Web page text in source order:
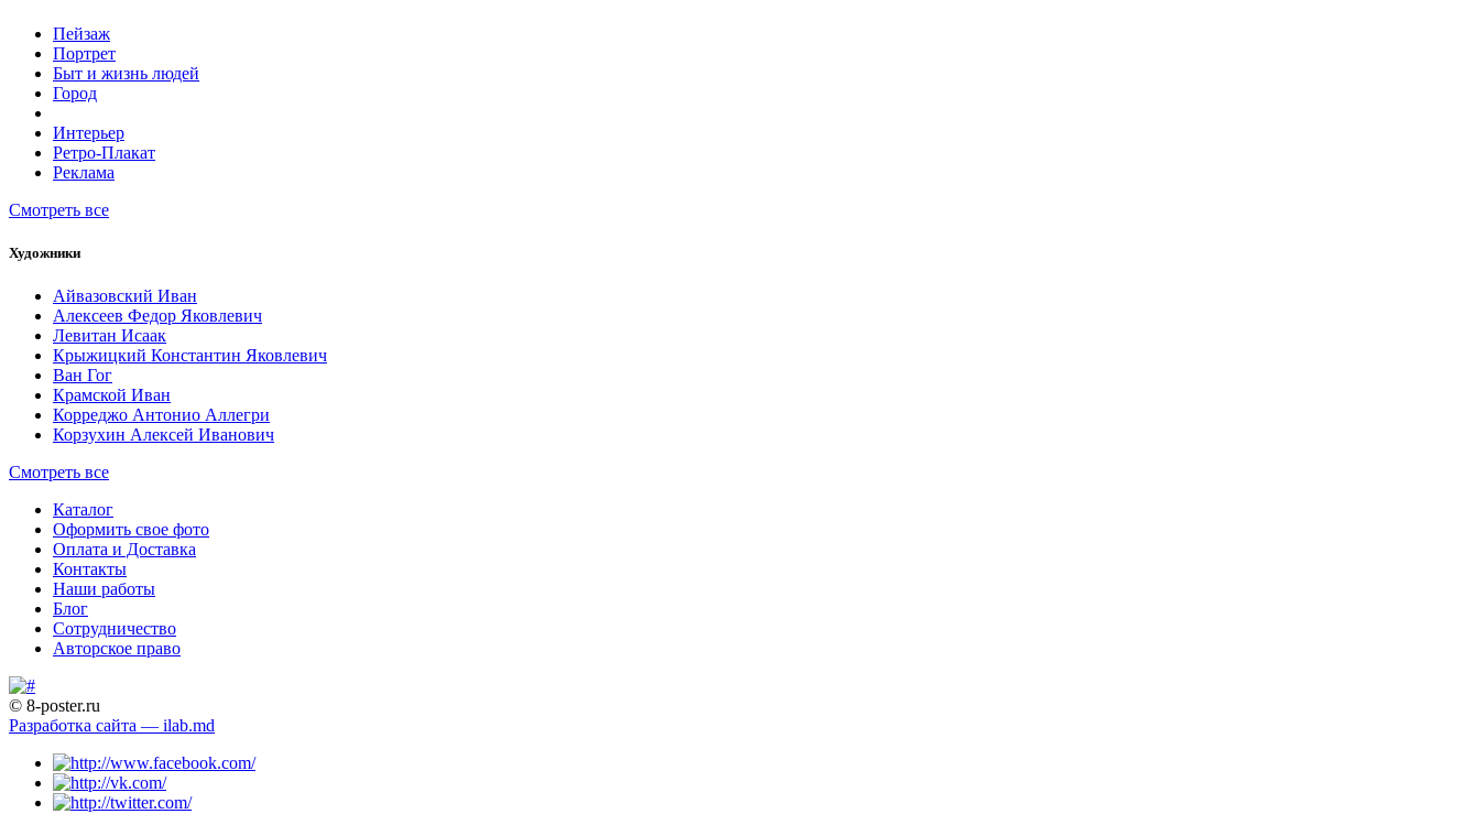
Пейзаж
Портрет
Быт и жизнь людей
Город
Интерьер
Ретро-Плакат
Реклама
Смотреть все
Художники
Айвазовский Иван
Алексеев Федор Яковлевич
Левитан Исаак
Крыжицкий Константин Яковлевич
Ван Гог
Крамской Иван
Корреджо Антонио Аллегри
Корзухин Алексей Иванович
Смотреть все
Каталог
Оформить свое фото
Оплата и Доставка
Контакты
Наши работы
Блог
Сотрудничество
Авторское право
© 8-poster.ru
Разработка сайта — ilab.md